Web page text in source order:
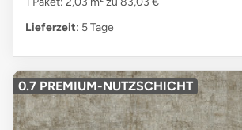
Lieferzeit: 5 Tage
0.7 PREMIUM-NUTZSCHICHT